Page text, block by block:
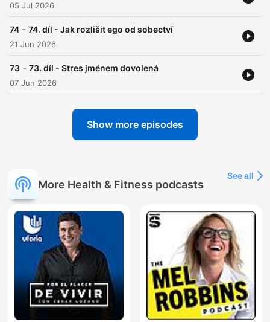
05 Jul 2026
74 - 74. díl - Jak rozlišit ego od sobectví
21 Jun 2026
73 - 73. díl - Stres jménem dovolená
07 Jun 2026
Show more episodes
More Health & Fitness podcasts
See all